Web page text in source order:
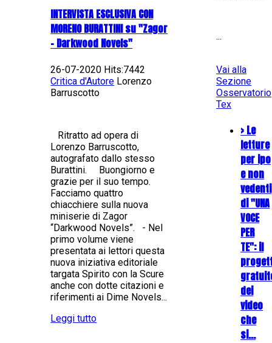
INTERVISTA ESCLUSIVA CON
MORENO BURATTINI su "Zagor
- Darkwood Novels"
26-07-2020 Hits:7442
Critica d'Autore Lorenzo
Barruscotto
Ritratto ad opera di
Lorenzo Barruscotto,
autografato dallo stesso
Burattini. Buongiorno e
grazie per il suo tempo.
Facciamo quattro
chiacchiere sulla nuova
miniserie di Zagor
“Darkwood Novels”. - Nel
primo volume viene
presentata ai lettori questa
nuova iniziativa editoriale
targata Spirito con la Scure
anche con dotte citazioni e
riferimenti ai Dime Novels...
Leggi tutto
...
Vai alla
Sezione
Osservatorio
Tex
> Le
letture
per ipo
e non
vedenti
di "UNA
VOCE
PER
TE": il
dei
video
che
si…